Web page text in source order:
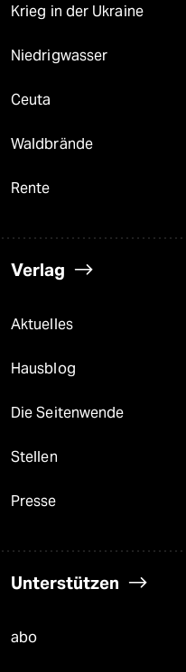
Krieg in der Ukraine
Niedrigwasser
Ceuta
Waldbrände
Rente
Verlag
Aktuelles
Hausblog
Die Seitenwende
Stellen
Presse
Unterstützen
abo